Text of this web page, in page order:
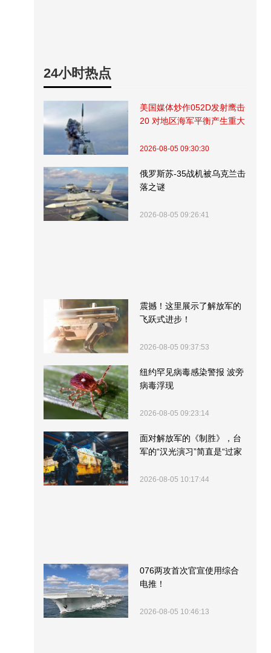
24小时热点
美国媒体炒作052D发射鹰击
20 对地区海军平衡产生重大
2026-08-05 09:30:30
俄罗斯苏-35战机被乌克兰击
落之谜
2026-08-05 09:26:41
震撼！这里展示了解放军的
飞跃式进步！
2026-08-05 09:37:53
纽约罕见病毒感染警报 波旁
病毒浮现
2026-08-05 09:23:14
面对解放军的《制胜》，台
军的“汉光演习”简直是“过家
2026-08-05 10:17:44
076两攻首次官宣使用综合
电推！
2026-08-05 10:46:13